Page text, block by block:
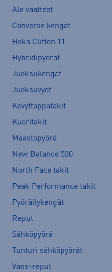
Ale vaatteet
Converse kengät
Hoka Clifton 11
Hybridipyörät
Juoksukengät
Juoksuvyöt
Kevyttoppatakit
Kuoritakit
Maastopyörä
New Balance 530
North Face takit
Peak Performance takit
Pyöräilykengät
Reput
Sähköpyörä
Tunturi sähköpyörät
Vans-reput